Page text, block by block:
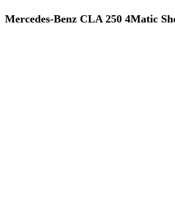
Mercedes-Benz CLA 250 4Matic